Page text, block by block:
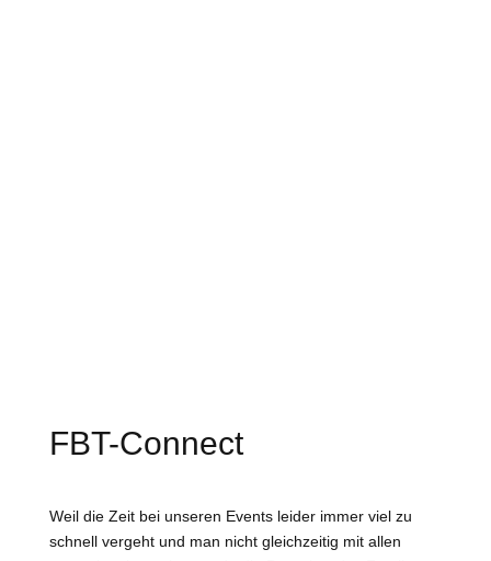
FBT-Connect
Weil die Zeit bei unseren Events leider immer viel zu
schnell vergeht und man nicht gleichzeitig mit allen